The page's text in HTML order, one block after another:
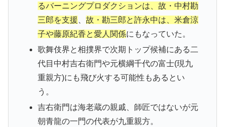
るバーニングプロダクションは、故・中村勘
三郎を支援
故・勘三郎と許永中は、米倉涼
子や藤原紀香と愛人関係にもなっていた。
歌舞伎界と相撲界で次期トップ候補にある二
代目中村吉右衛門や元横綱千代の富士(現九
重親方)にも飛び火する可能性もあるとい
う。
吉右衛門は海老蔵の親戚、師匠ではないが元
朝青龍の一門の代表が九重親方。